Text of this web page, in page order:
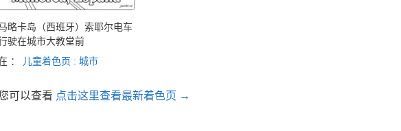
略卡岛（西班牙）索耶尔电车
驶在城市大教堂前
：
儿童着色页 : 城市
可以查看 点击这里查看最新着色页 →